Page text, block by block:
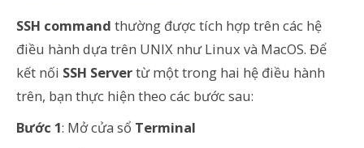
SSH command thường được tích hợp trên các hệ
điều hành dựa trên UNIX như Linux và MacOS. Để
kết nối SSH Servertừ một trong hai hệ điều hành
trên, bạn thực hiện theo các bước sau:
Bước 1: Mở cửa sổ Terminal